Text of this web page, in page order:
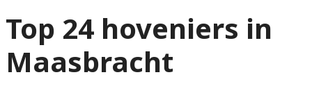
Top 24 hoveniers in
Maasbracht